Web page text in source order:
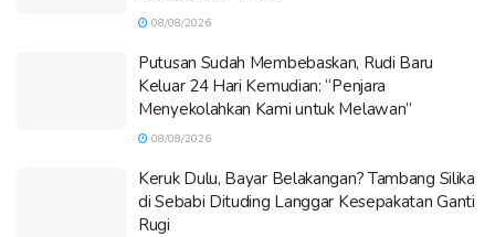
08/08/2026
Putusan Sudah Membebaskan, Rudi Baru
Keluar 24 Hari Kemudian: “Penjara
Menyekolahkan Kami untuk Melawan”
08/08/2026
Keruk Dulu, Bayar Belakangan? Tambang Silika
di Sebabi Dituding Langgar Kesepakatan Ganti
Rugi